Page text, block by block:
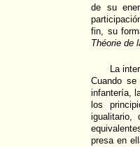
de su
fin, su
Théorie de
La
Cuando
infantería,
los
igualitario,
presa en